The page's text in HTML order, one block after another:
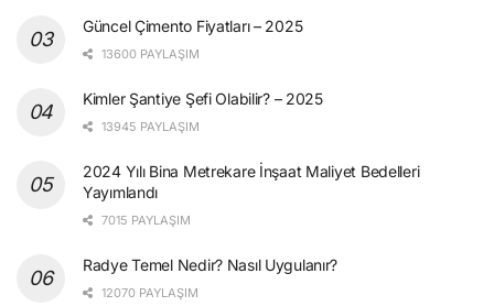
Güncel Çimento Fiyatları – 2025
13600 PAYLAŞIM
Kimler Şantiye Şefi Olabilir? – 2025
13945 PAYLAŞIM
2024 Yılı Bina Metrekare İnşaat Maliyet Bedelleri
Yayımlandı
7015 PAYLAŞIM
Radye Temel Nedir? Nasıl Uygulanır?
12070 PAYLAŞIM